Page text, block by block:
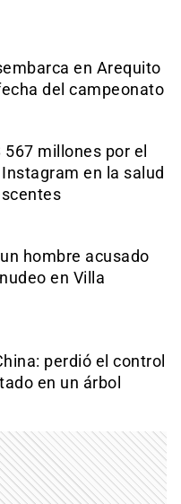
en Arequito
del campeonato
millones por el
en la salud
hombre acusado
en Villa
perdió el control
en un árbol